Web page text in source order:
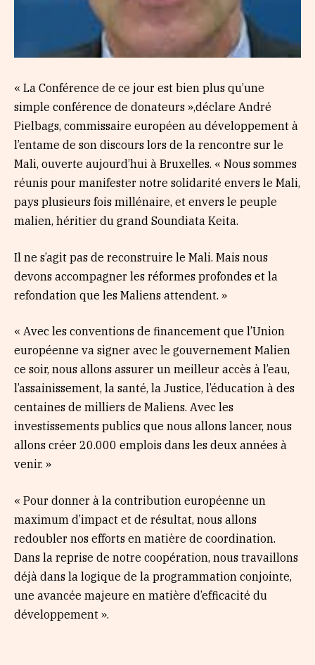
« La Conférence de ce jour est bien plus qu’une
simple conférence de donateurs »,déclare André
Pielbags, commissaire européen au développement à
l’entame de son discours lors de la rencontre sur le
Mali, ouverte aujourd’hui à Bruxelles. « Nous sommes
réunis pour manifester notre solidarité envers le Mali,
pays plusieurs fois millénaire, et envers le peuple
malien, héritier du grand Soundiata Keita.
Il ne s’agit pas de reconstruire le Mali. Mais nous
devons accompagner les réformes profondes et la
refondation que les Maliens attendent. »
« Avec les conventions de financement que l’Union
européenne va signer avec le gouvernement Malien
ce soir, nous allons assurer un meilleur accès à l’eau,
l’assainissement, la santé, la Justice, l’éducation à des
centaines de milliers de Maliens. Avec les
investissements publics que nous allons lancer, nous
allons créer 20.000 emplois dans les deux années à
venir. »
« Pour donner à la contribution européenne un
maximum d’impact et de résultat, nous allons
redoubler nos efforts en matière de coordination.
Dans la reprise de notre coopération, nous travaillons
déjà dans la logique de la programmation conjointe,
une avancée majeure en matière d’efficacité du
développement ».